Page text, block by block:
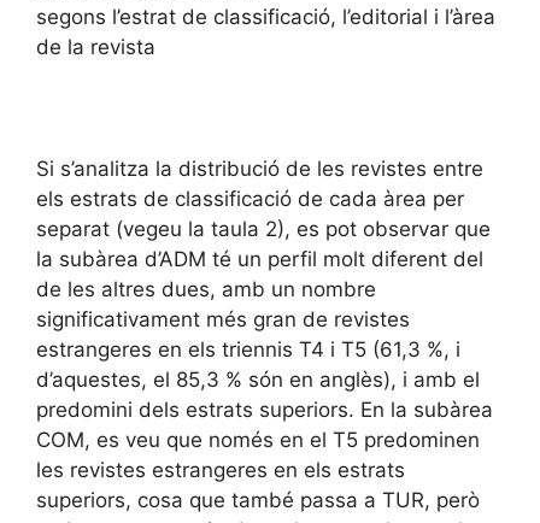
segons l’estrat de classificació, l’editorial i l’àrea
de la revista
Si s’analitza la distribució de les revistes entre
els estrats de classificació de cada àrea per
separat (vegeu la taula 2), es pot observar que
la subàrea d’ADM té un perfil molt diferent del
de les altres dues, amb un nombre
significativament més gran de revistes
estrangeres en els triennis T4 i T5 (61,3 %, i
d’aquestes, el 85,3 % són en anglès), i amb el
predomini dels estrats superiors. En la subàrea
COM, es veu que només en el T5 predominen
les revistes estrangeres en els estrats
superiors, cosa que també passa a TUR, però